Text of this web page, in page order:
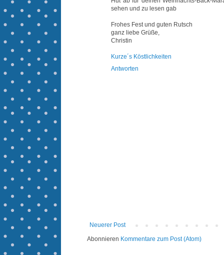
sehen und zu lesen gab
Frohes Fest und guten Rutsch
ganz liebe Grüße,
Christin
Kurze´s Köstlichkeiten
Antworten
Neuerer Post
Abonnieren Kommentare zum Post (Atom)